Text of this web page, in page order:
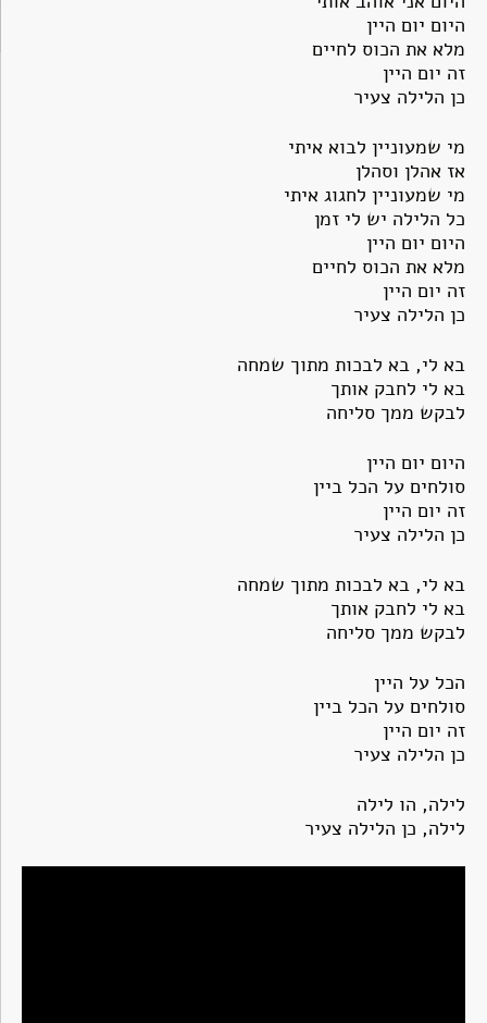
היום יום היין
מלא את הכוס לחיים
זה יום היין
כן הלילה צעיר
מי שמעוניין לבוא איתי
אז אהלן וסהלן
מי שמעוניין לחגוג איתי
כל הלילה יש לי זמן
היום יום היין
מלא את הכוס לחיים
זה יום היין
כן הלילה צעיר
בא לי, בא לבכות מתוך שמחה
בא לי לחבק אותך
לבקש ממך סליחה
היום יום היין
סולחים על הכל ביין
זה יום היין
כן הלילה צעיר
בא לי, בא לבכות מתוך שמחה
בא לי לחבק אותך
לבקש ממך סליחה
הכל על היין
סולחים על הכל ביין
זה יום היין
כן הלילה צעיר
לילה, הו לילה
לילה, כן הלילה צעיר